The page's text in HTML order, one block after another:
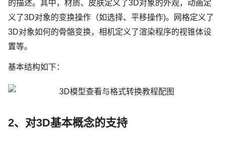
的描述。其中，材质、皮肤定义了3D对象的外观，动画定
义了3D对象的变换操作（如选择、平移操作)。网格定义了
3D对象如何的骨骼变换，相机定义了渲染程序的视锥体设
置等。
基本结构如下：
2、对3D基本概念的支持